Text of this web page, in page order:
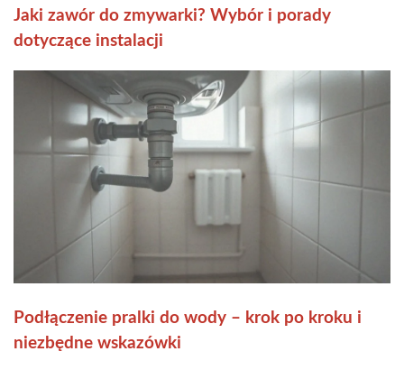
Jaki zawór do zmywarki? Wybór i porady
dotyczące instalacji
Podłączenie pralki do wody – krok po kroku i
niezbędne wskazówki